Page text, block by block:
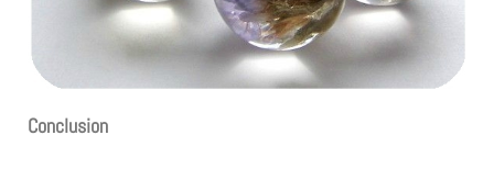
Conclusion